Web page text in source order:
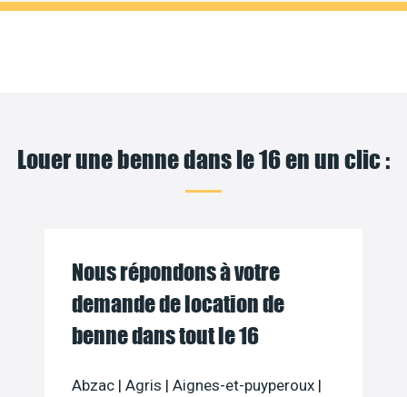
Louer une benne dans le 16 en un clic :
Nous répondons à votre
demande de location de
benne dans tout le 16
Abzac | Agris | Aignes-et-puyperoux |